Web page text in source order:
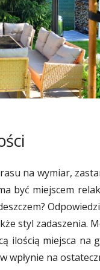
na wymiar,
być miejscem
styl zadaszenia.
ilością miejsca
wpłynie na